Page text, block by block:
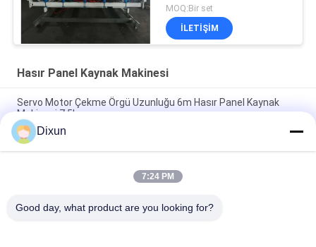
MOQ:Bir set
İLETIŞIM
Hasır Panel Kaynak Makinesi
Servo Motor Çekme Örgü Uzunluğu 6m Hasır Panel Kaynak
Makinesi 7.5kw
5.5kw Çapraz Tel Hazne Yükü 100kg Tel PLC Çit Panel
Makinesi
Hasır Boyutu 50-200mm Çelik Tel 5.5kw Hasır Panel Kaynak
Dixun
7:24 PM
Good day, what product are you looking for?